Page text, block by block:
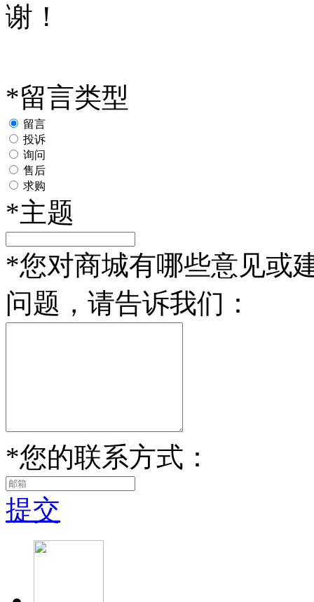
谢！
*留言类型
留言
投诉
询问
售后
求购
*主题
*您对商城有哪些意见或
问题，请告诉我们：
*您的联系方式：
提交